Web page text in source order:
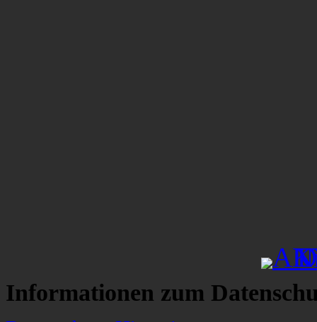
Informationen zum